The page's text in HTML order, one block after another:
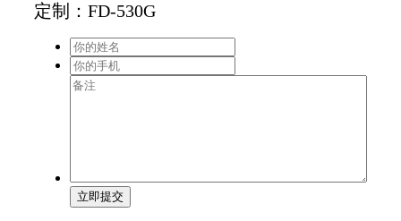
定制：FD-530G
立即提交